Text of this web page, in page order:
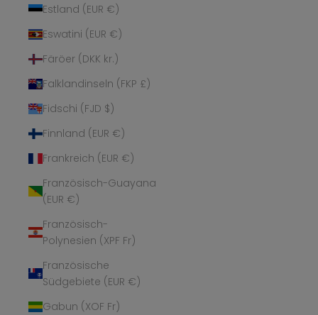
Estland (EUR €)
Eswatini (EUR €)
Färöer (DKK kr.)
Falklandinseln (FKP £)
Fidschi (FJD $)
Finnland (EUR €)
Frankreich (EUR €)
Französisch-Guayana
(EUR €)
Französisch-
Polynesien (XPF Fr)
Französische
Südgebiete (EUR €)
Gabun (XOF Fr)